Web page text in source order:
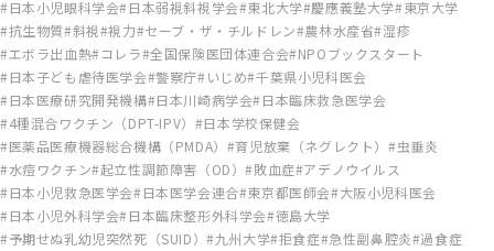
日本小児眼科学会 日本弱視斜視学会 東北大学 慶應義塾大学 東京大学
抗生物質 斜視 視力 セーブ・ザ・チルドレン 農林水産省 湿疹
エボラ出血熱 コレラ 全国保険医団体連合会 NPOブックスタート
日本子ども虐待医学会 警察庁 いじめ 千葉県小児科医会
日本医療研究開発機構 日本川崎病学会 日本臨床救急医学会
4種混合ワクチン（DPT-IPV）
日本学校保健会
医薬品医療機器総合機構（PMDA）
育児放棄（ネグレクト） 虫垂炎
水痘ワクチン 起立性調節障害（OD） 敗血症 アデノウイルス
日本小児救急医学会 日本医学会連合 東京都医師会 大阪小児科医会
日本小児外科学会 日本臨床整形外科学会 徳島大学
予期せぬ乳幼児突然死（SUID） 九州大学 拒食症 急性副鼻腔炎 過食症